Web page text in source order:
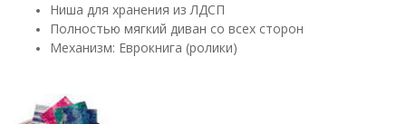
Ниша для хранения из ЛДСП
Полностью мягкий диван со всех сторон
Механизм: Еврокнига (ролики)